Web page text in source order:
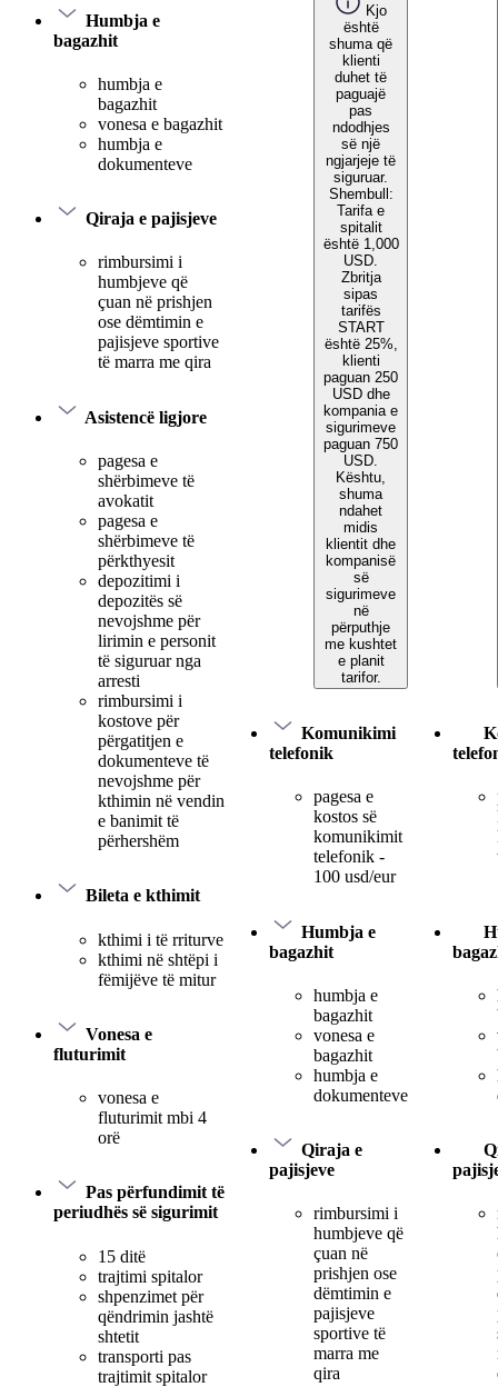
Humbja e
bagazhit
humbja e
bagazhit
vonesa e bagazhit
humbja e
dokumenteve
Qiraja e pajisjeve
rimbursimi i
humbjeve që
çuan në prishjen
ose dëmtimin e
pajisjeve sportive
të marra me qira
Asistencë ligjore
pagesa e
shërbimeve të
avokatit
pagesa e
shërbimeve të
përkthyesit
depozitimi i
depozitës së
nevojshme për
lirimin e personit
të siguruar nga
arresti
rimbursimi i
kostove për
përgatitjen e
dokumenteve të
nevojshme për
kthimin në vendin
e banimit të
përhershëm
Bileta e kthimit
kthimi i të rriturve
kthimi në shtëpi i
fëmijëve të mitur
Vonesa e
fluturimit
vonesa e
fluturimit mbi 4
orë
Pas përfundimit të
periudhës së sigurimit
15 ditë
trajtimi spitalor
shpenzimet për
qëndrimin jashtë
shtetit
transporti pas
trajtimit spitalor
Kjo
është
shuma që
klienti
duhet të
paguajë
pas
ndodhjes
së një
ngjarjeje të
siguruar.
Shembull:
Tarifa e
spitalit
është 1,000
USD.
Zbritja
sipas
tarifës
START
është 25%,
klienti
paguan 250
USD dhe
kompania e
sigurimeve
paguan 750
USD.
Kështu,
shuma
ndahet
midis
klientit dhe
kompanisë
së
sigurimeve
në
përputhje
me kushtet
e planit
tarifor.
Komunikimi
telefonik
pagesa e
kostos së
komunikimit
telefonik -
100 usd/eur
Humbja e
bagazhit
humbja e
bagazhit
vonesa e
bagazhit
humbja e
dokumenteve
Qiraja e
pajisjeve
rimbursimi i
humbjeve që
çuan në
prishjen ose
dëmtimin e
pajisjeve
sportive të
marra me
qira